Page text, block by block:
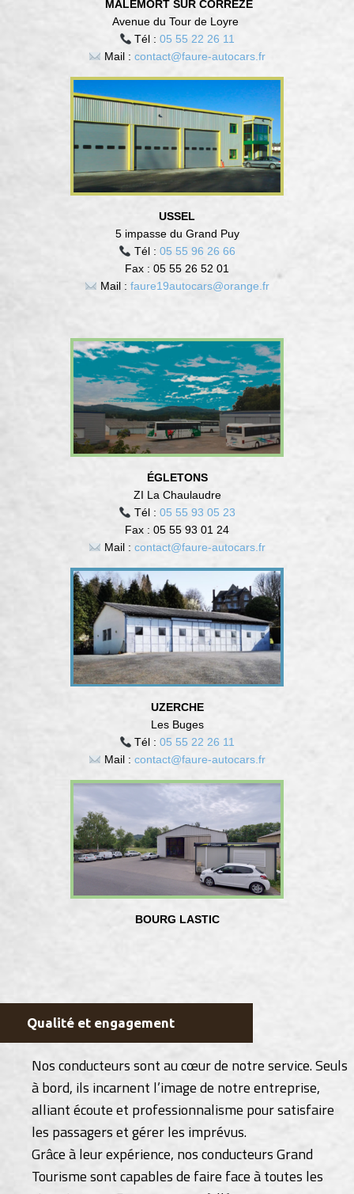
MALEMORT SUR CORREZE
Avenue du Tour de Loyre
Tél :05 55 22 26 11
Mail : contact@faure-autocars.fr
USSEL
5 impasse du Grand Puy
Tél : 05 55 96 26 66
Fax : 05 55 26 52 01
Mail : faure19autocars@orange.fr
ÉGLETONS
ZI La Chaulaudre
Tél : 05 55 93 05 23
Fax : 05 55 93 01 24
Mail : contact@faure-autocars.fr
UZERCHE
Les Buges
Tél :05 55 22 26 11
Mail : contact@faure-autocars.fr
BOURG LASTIC
Qualité et engagement
Nos conducteurs sont au cœur de notre service. Seuls
à bord, ils incarnent l’image de notre entreprise,
alliant écoute et professionnalisme pour satisfaire
les passagers et gérer les imprévus.
Grâce à leur expérience, nos conducteurs Grand
Tourisme sont capables de faire face à toutes les